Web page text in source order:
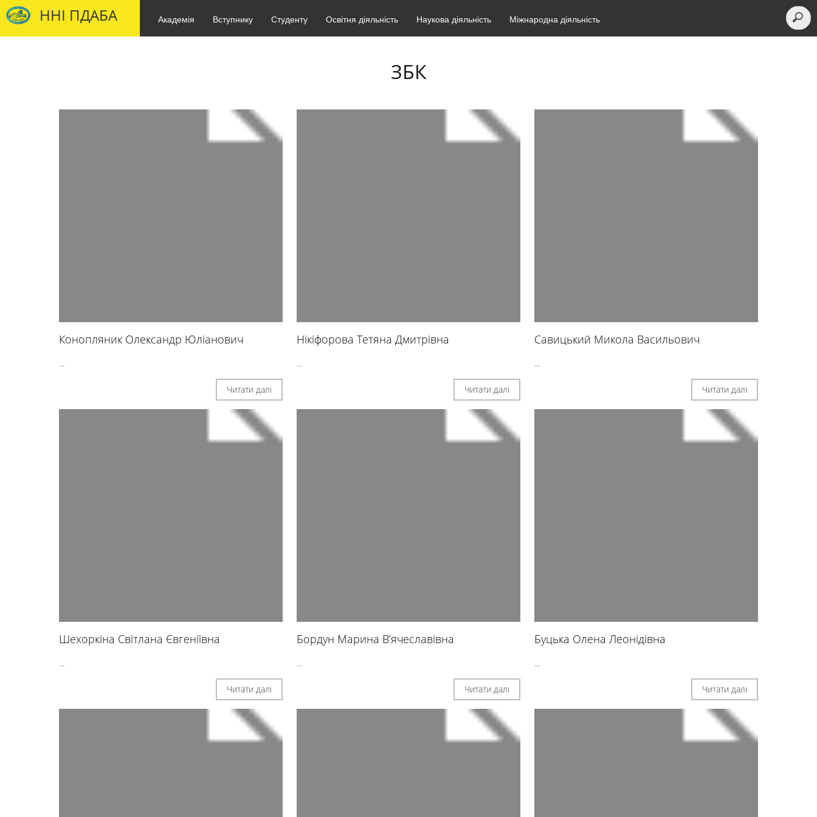
ННІ ПДАБА Академія Вступнику Студенту Освітня діяльність Наукова діяльність Міжнародна діяльність
ЗБК
Конопляник Олександр Юліанович
...
Читати далі
Нікіфорова Тетяна Дмитрівна
...
Читати далі
Савицький Микола Васильович
...
Читати далі
Шехоркіна Світлана Євгеніївна
...
Читати далі
Бордун Марина В’ячеславівна
...
Читати далі
Буцька Олена Леонідівна
...
Читати далі